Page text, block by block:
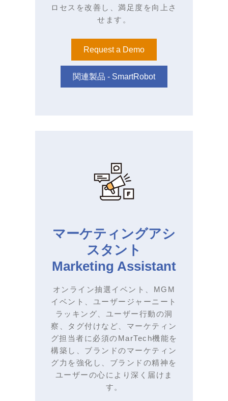
ロセスを改善し、満足度を向上さ
せます。
Request a Demo
関連製品 - SmartRobot
マーケティングアシ
スタント
Marketing Assistant
オンライン抽選イベント、MGM
イベント、ユーザージャーニート
ラッキング、ユーザー行動の洞
察、タグ付けなど、マーケティン
グ担当者に必須のMarTech機能を
構築し、ブランドのマーケティン
グ力を強化し、ブランドの精神を
ユーザーの心により深く届けま
す。